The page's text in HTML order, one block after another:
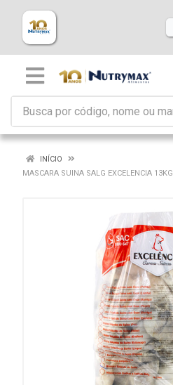
INÍCIO
MASCARA SUINA SALG EXCELENCIA 13KG